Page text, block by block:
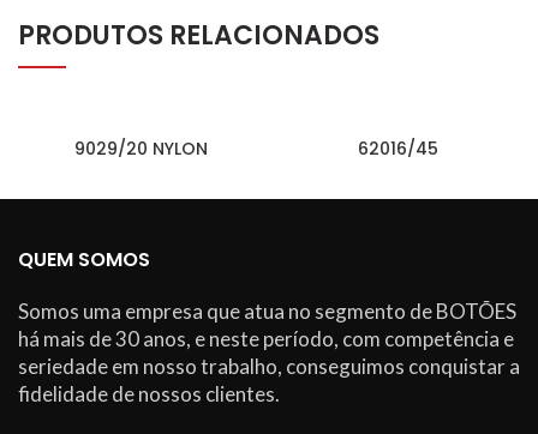
PRODUTOS RELACIONADOS
9029/20 NYLON 62016/45
QUEM SOMOS
Somos uma empresa que atua no segmento de BOTÕES
há mais de 30 anos, e neste período, com competência e
seriedade em nosso trabalho, conseguimos conquistar a
fidelidade de nossos clientes.